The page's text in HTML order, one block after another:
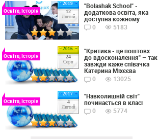
2019
12
Лютий
Освіта, Історія
"Bolashak School" -
додаткова освіта, яка
доступна кожному
0
5183
2016
24
Серп
Освіта, Історія
"Критика - це поштовх
до вдосконалення" – так
завжди каже співачка
Катерина Міхєєва
0
13025
2017
4
Лютий
Освіта, Історія
"Навколишній світ"
починається в класі
0
5774